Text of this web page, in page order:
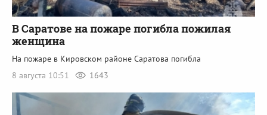
В Саратове на пожаре погибла пожилая
женщина
На пожаре в Кировском районе Саратова погибла
8 августа 10:51
1643